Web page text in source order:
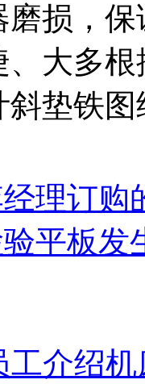
损，
大多
垫铁
理订购
平板发
工介绍